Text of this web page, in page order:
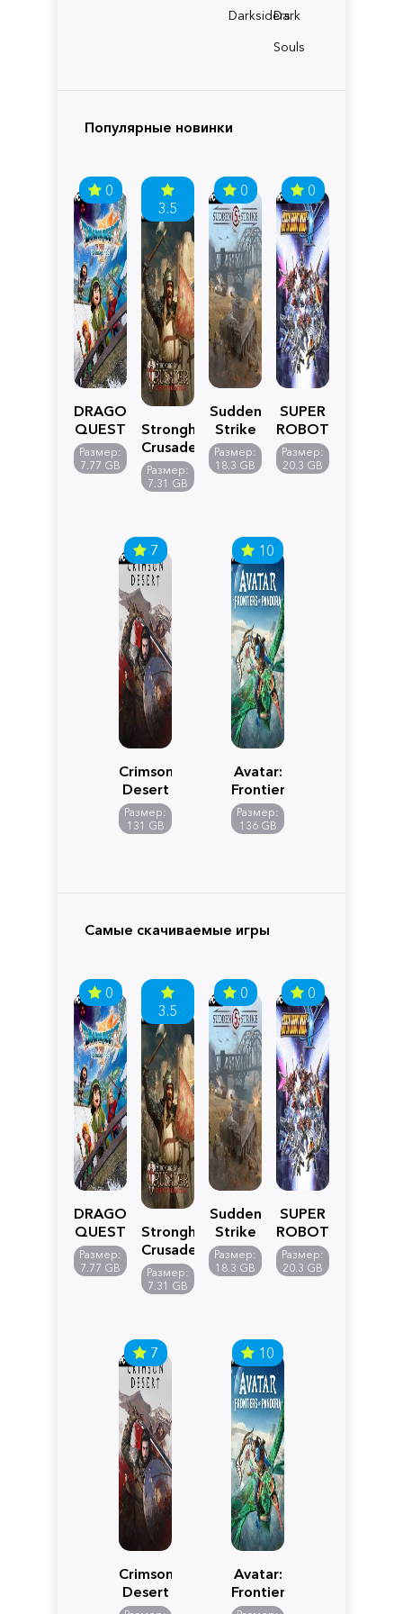
Darksiders
Dark
Souls
Популярные новинки
0
DRAGON
QUEST
VII
Reimagined
Размер:
7.77 GB
3.5
Stronghold
Crusader:
Definitive
Edition
Размер:
7.31 GB
0
Sudden
Strike
5
Размер:
18.3 GB
0
SUPER
ROBOT
WARS
Y
Размер:
20.3 GB
7
Crimson
Desert
Размер:
131 GB
10
Avatar:
Frontiers
of
Pandora
Размер:
136 GB
Самые скачиваемые игры
0
DRAGON
QUEST
VII
Reimagined
Размер:
7.77 GB
3.5
Stronghold
Crusader:
Definitive
Edition
Размер:
7.31 GB
0
Sudden
Strike
5
Размер:
18.3 GB
0
SUPER
ROBOT
WARS
Y
Размер:
20.3 GB
7
Crimson
Desert
10
Avatar:
Frontiers
of